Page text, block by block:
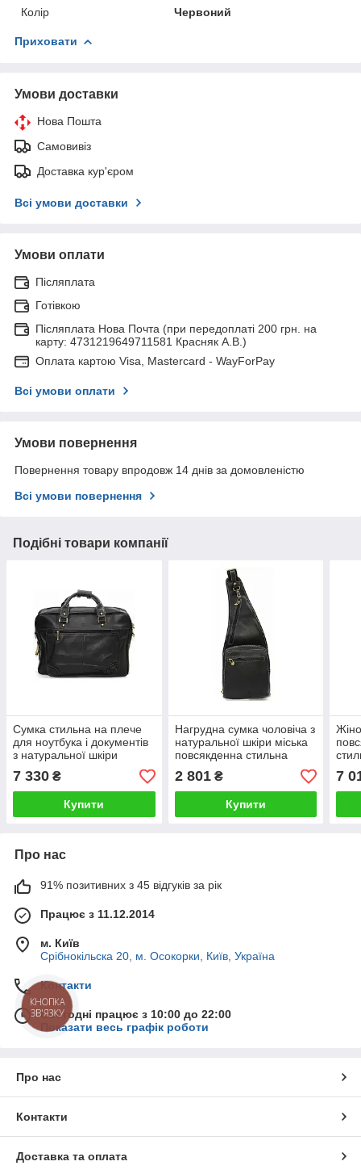
Колір
Червоний
Приховати
Умови доставки
Нова Пошта
Самовивіз
Доставка кур'єром
Всі умови доставки
Умови оплати
Післяплата
Готівкою
Післяплата Нова Почта (при передоплаті 200 грн. на
карту: 4731219649711581 Красняк А.В.)
Оплата картою Visa, Mastercard - WayForPay
Всі умови оплати
Умови повернення
Повернення товару впродовж 14 днів за домовленістю
Всі умови повернення
Подібні товари компанії
Сумка стильна на плече
для ноутбука і документів
з натуральної шкіри
Katana чорного кольору
7 330 ₴
Купити
Нагрудна сумка чоловіча з
натуральної шкіри міська
повсякденна стильна
стильна Катана чорна
2 801₴
Купити
7
Про нас
91% позитивних з 45 відгуків за рік
Працює з 11.12.2014
м. Київ
Срібнокільска 20, м. Осокорки, Київ, Україна
Контакти
Сьогодні працює з 10:00 до 22:00
Показати весь графік роботи
Про нас
Контакти
Доставка та оплата
КНОПКА
ЗВ'ЯЗКУ